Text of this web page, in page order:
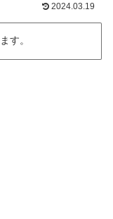
2024.03.19
す。